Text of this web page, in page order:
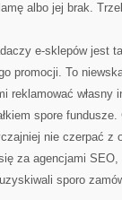
albo jej brak.
e-sklepów jest
promocji. To
własny
spore
nie czerpać z
za agencjami
sporo